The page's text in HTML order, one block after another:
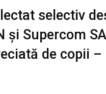
selectiv
și Supercom
de copii –